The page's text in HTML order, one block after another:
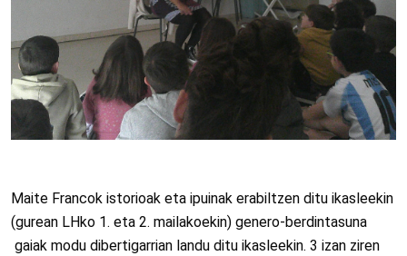
Maite Francok istorioak eta ipuinak erabiltzen ditu ikasleekin
(gurean LHko 1. eta 2. mailakoekin) genero-berdintasuna
gaiak modu dibertigarrian landu ditu ikasleekin. 3 izan ziren